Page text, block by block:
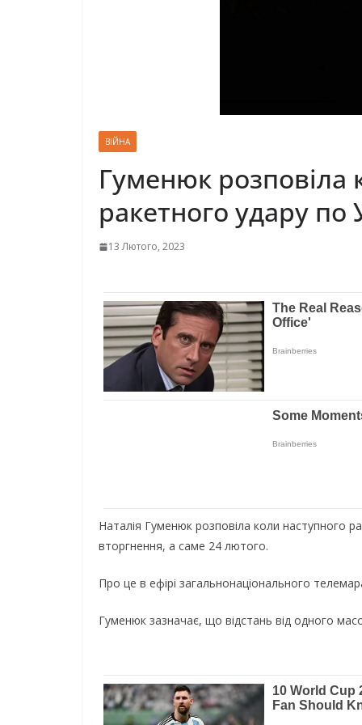
ВІЙНА
Гуменюк
ракетного удару по
13 Лютого, 2023
Наталія Гуменюк розповіла коли наступного
вторгнення, а саме 24 лютого.
Про це в ефірі загальнонаціонального
Гуменюк зазначає, що відстань від одного